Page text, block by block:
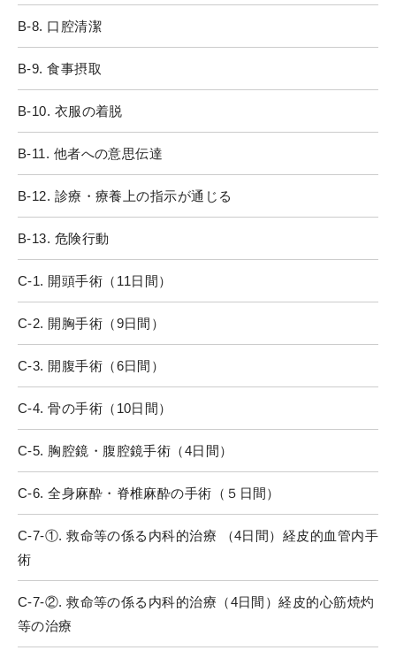
B-8. 口腔清潔
B-9. 食事摂取
B-10. 衣服の着脱
B-11. 他者への意思伝達
B-12. 診療・療養上の指示が通じる
B-13. 危険行動
C-1. 開頭手術（11日間）
C-2. 開胸手術（9日間）
C-3. 開腹手術（6日間）
C-4. 骨の手術（10日間）
C-5. 胸腔鏡・腹腔鏡手術（4日間）
C-6. 全身麻酔・脊椎麻酔の手術（５日間）
C-7-①. 救命等の係る内科的治療 （4日間）経皮的血管内手
術
C-7-②. 救命等の係る内科的治療（4日間）経皮的心筋焼灼
等の治療